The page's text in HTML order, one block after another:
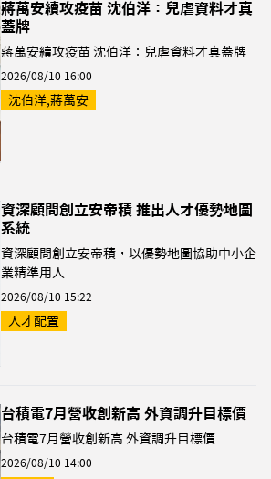
蔣萬安續攻疫苗 沈伯洋：兒虐資料才真
蓋牌
蔣萬安續攻疫苗 沈伯洋：兒虐資料才真蓋牌
2026/08/10 16:00
沈伯洋,蔣萬安
資深顧問創立安帝積 推出人才優勢地圖
系統
資深顧問創立安帝積，以優勢地圖協助中小企
業精準用人
2026/08/10 15:22
人才配置
台積電7月營收創新高 外資調升目標價
台積電7月營收創新高 外資調升目標價
2026/08/10 14:00